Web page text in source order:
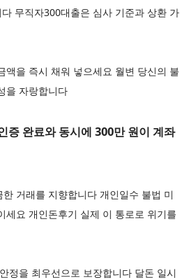
무직자300대출은 심사 기준과 상환 가
을 즉시 채워 넣으세요 월변 당신의 불
을 자랑합니다
증 완료와 동시에 300만 원이 계좌
거래를 지향합니다 개인일수 불법 미
요 개인돈후기 실제 이 통로로 위기를
정을 최우선으로 보장합니다 달돈 일시